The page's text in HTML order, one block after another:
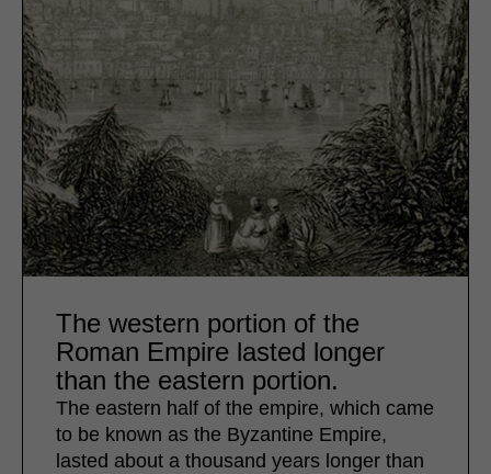
The western portion of the
Roman Empire lasted longer
than the eastern portion.
The eastern half of the empire, which came
to be known as the Byzantine Empire,
lasted about a thousand years longer than